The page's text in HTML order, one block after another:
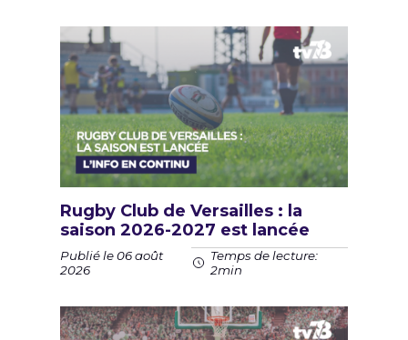
Rugby Club de Versailles : la
saison 2026-2027 est lancée
Publié le 06 août
2026
Temps de lecture:
2min